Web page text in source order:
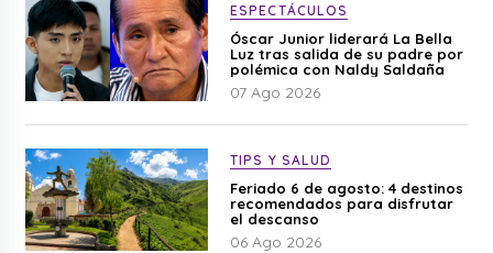
ESPECTÁCULOS
Óscar Junior liderará La Bella
Luz tras salida de su padre por
polémica con Naldy Saldaña
07 Ago 2026
TIPS Y SALUD
Feriado 6 de agosto: 4 destinos
recomendados para disfrutar
el descanso
06 Ago 2026